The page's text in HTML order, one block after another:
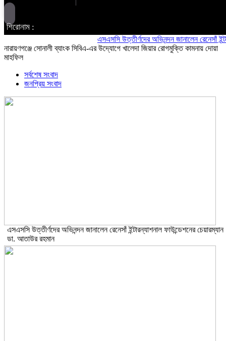
শিরোনাম :
এসএসসি উত্তীর্ণদের অভিনন্দন জানালেন রেনেসাঁ
নারায়ণগঞ্জে সোনালী ব্যাংক সিবিএ-এর উদ্যোগে খালেদা জিয়ার রোগমুক্তি কামনায় দোয়া
মাহফিল
সর্বশেষ সংবাদ
জনপ্রিয় সংবাদ
এসএসসি উত্তীর্ণদের অভিনন্দন জানালেন রেনেসাঁ ইন্টারন্যাশনাল ফাউন্ডেশনের চেয়ারম্যান
ডা. আতাউর রহমান